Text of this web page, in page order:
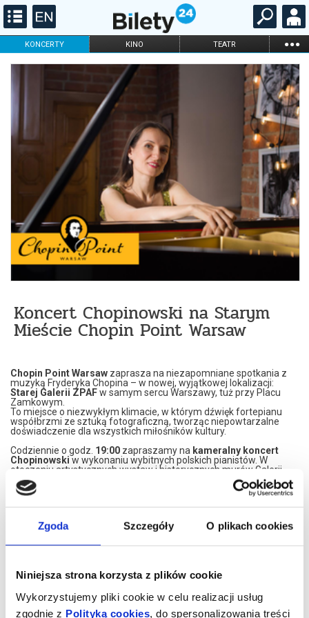
Zgoda Szczegóły O plikach cookies
Niniejsza strona korzysta z plików cookie
Wykorzystujemy pliki cookie w celu realizacji usług
zgodnie z Polityką cookies , do spersonalizowania treści
KONCERTY KINO TEATR ...
FILHARMONIA OPERA I BALET
ONLINE
Koncert Chopinowski na Starym
Mieście Chopin Point Warsaw
Chopin Point Warsaw zaprasza na niezapomniane spotkania z
muzyką Fryderyka Chopina – w nowej, wyjątkowej lokalizacji:
Starej Galerii ZPAFw samym sercu Warszawy, tuż przy Placu
Zamkowym.
To miejsce o niezwykłym klimacie, w którym dźwięk fortepianu
współbrzmi ze sztuką fotograficzną, tworząc niepowtarzalne
doświadczenie dla wszystkich miłośników kultury.
Codziennie o godz. 19:00 zapraszamy na kameralny koncert
Chopinowskiw wykonaniu wybitnych polskich pianistów. W
otoczeniu artystycznych wystaw i historycznych murów Galerii
mogą Państwo w pełni poczuć magię muzyki na żywo – pełnej
emocji, pasji i poezji dźwięku.
Przed koncertem oferujemypoczęstunek w cenie biletu–
Całość wydarzenia trwa około godziny i stanowi idealny wieczór z
Bilet premium:gwarantowane miejsce w 1. lub 2. rzędzie
dokumentu
Chopin Point Warsaw – Intimate Chopin Concerts at Stara